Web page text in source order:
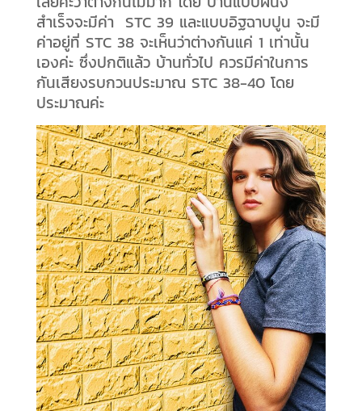
สำเร็จจะมีค่า STC 39 และแบบอิฐฉาบปูน จะมี
ค่าอยู่ที่ STC 38 จะเห็นว่าต่างกันแค่ 1 เท่านั้น
เองค่ะ ซึ่งปกติแล้ว บ้านทั่วไป ควรมีค่าในการ
กันเสียงรบกวนประมาณ STC 38-40 โดย
ประมาณค่ะ